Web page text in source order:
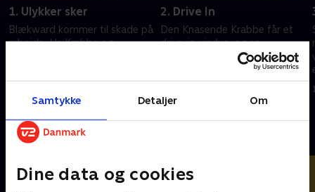
Samtykke Detaljer Om
Dine data og cookies
1. Ulykker sker
Blækward kommer til skade på
arbejde. Hr. Krabbe og
2. Drive In
Den Knasende Krabbe får et
drive-in-vindue, og en
racerbilkører prøver at
undervise SvampeBob.
Andre så også